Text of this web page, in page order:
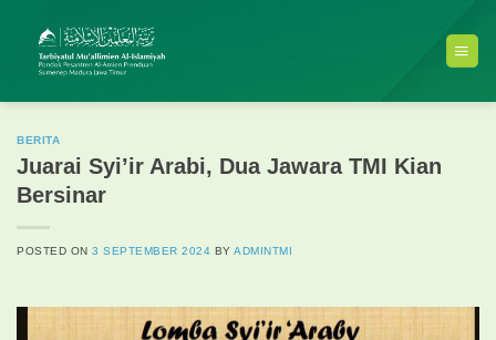
content
BERITA
Juarai Syi’ir Arabi, Dua Jawara TMI Kian
Bersinar
POSTED ON3 SEPTEMBER 2024 BYADMINTMI